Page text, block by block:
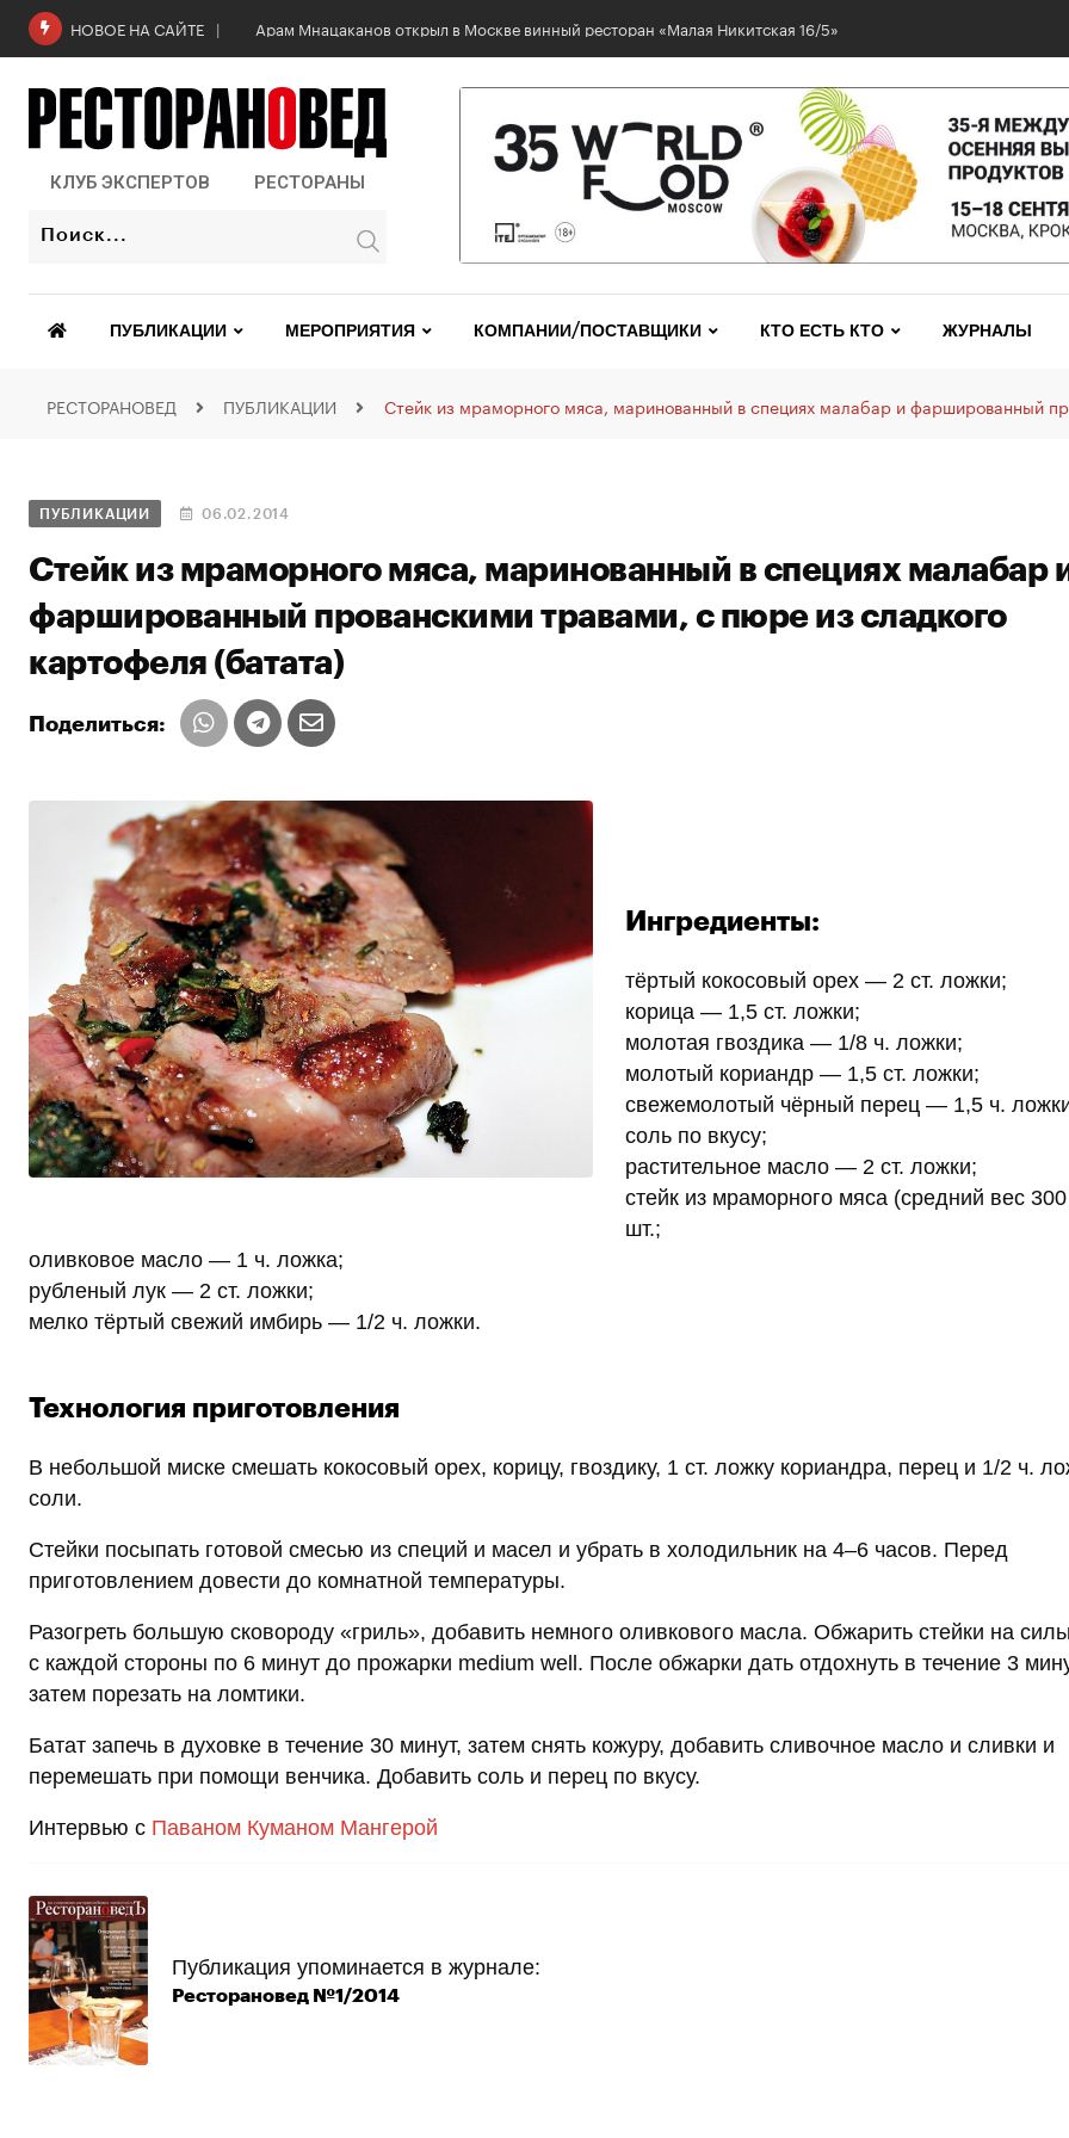
НОВОЕ НА САЙТЕ
КЛУБ ЭКСПЕРТОВ РЕСТОРАНЫ
ПУБЛИКАЦИИ МЕРОПРИЯТИЯ КОМПАНИИ/ПОСТАВЩИКИ КТО ЕСТЬ КТО ЖУРНАЛЫ
РЕСТОРАНОВЕД ПУБЛИКАЦИИ Стейк из мраморного мяса, маринованный в специях малабар и фаршированный
ПУБЛИКАЦИИ 06.02.2014
Стейк из мраморного мяса, маринованный в специях малабар
фаршированный прованскими травами, с пюре из сладкого
картофеля (батата)
Поделиться:
Ингредиенты:
тёртый кокосовый орех — 2 ст. ложки;
корица — 1,5 ст. ложки;
молотая гвоздика — 1/8 ч. ложки;
молотый кориандр — 1,5 ст. ложки;
свежемолотый чёрный перец — 1,5 ч.
соль по вкусу;
растительное масло — 2 ст. ложки;
стейк из мраморного мяса (средний вес
шт.;
оливковое масло — 1 ч. ложка;
рубленый лук — 2 ст. ложки;
мелко тёртый свежий имбирь — 1/2 ч. ложки.
Технология приготовления
В небольшой миске смешать кокосовый орех, корицу, гвоздику, 1 ст. ложку кориандра, перец и 1/2 ч.
соли.
Стейки посыпать готовой смесью из специй и масел и убрать в холодильник на 4–6 часов. Перед
приготовлением довести до комнатной температуры.
Разогреть большую сковороду «гриль», добавить немного оливкового масла. Обжарить стейки на
с каждой стороны по 6 минут до прожарки medium well. После обжарки дать отдохнуть в течение 3
затем порезать на ломтики.
Батат запечь в духовке в течение 30 минут, затем снять кожуру, добавить сливочное масло и сливки и
перемешать при помощи венчика. Добавить соль и перец по вкусу.
Интервью с Паваном Куманом Мангерой
Публикация упоминается в журнале:
Ресторановед №1/2014